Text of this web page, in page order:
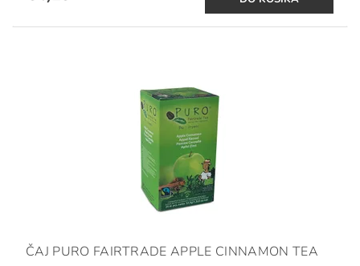
ČAJ PURO FAIRTRADE APPLE CINNAMON TEA